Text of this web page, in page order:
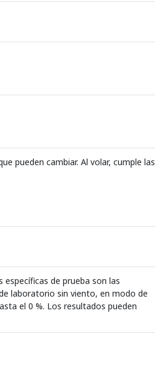
pueden cambiar. Al volar, cumple las
de prueba son las
laboratorio sin viento, en modo de
el 0 %. Los resultados pueden